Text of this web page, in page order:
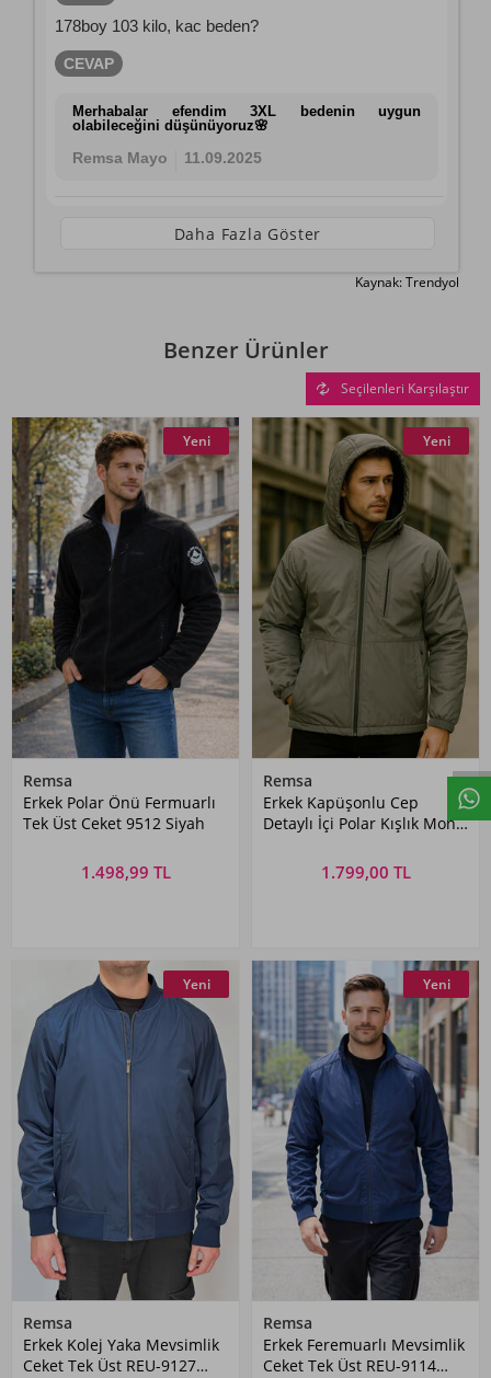
178boy 103 kilo, kac beden?
CEVAP
Merhabalar efendim 3XL bedenin uygun
olabileceğini düşünüyoruz🌸
Remsa Mayo 11.09.2025
Daha Fazla Göster
Kaynak: Trendyol
Benzer Ürünler
Seçilenleri Karşılaştır
Yeni
Remsa
Erkek Polar Önü Fermuarlı
Tek Üst Ceket 9512 Siyah
1.498,99 TL
Yeni
Remsa
Erkek Kapüşonlu Cep
Detaylı İçi Polar Kışlık Mont
1.799,00 TL
Yeni
Remsa
Erkek Kolej Yaka Mevsimlik
Ceket Tek Üst REU-9127
Yeni
Remsa
Erkek Feremuarlı Mevsimlik
Ceket Tek Üst REU-9114